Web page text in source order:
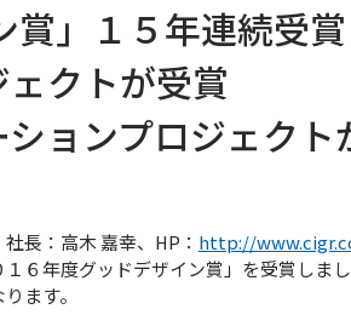
賞」１５年連続受賞
クトが受賞
ョンプロジェクト
長：高木 嘉幸、HP： http://
６年度グッドデザイン賞」を受賞しま
ます。